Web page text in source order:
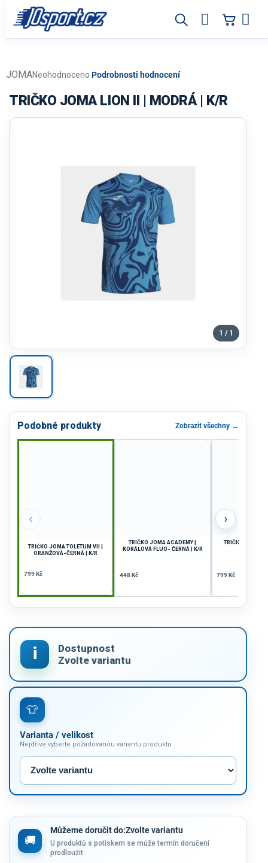
obsah
Průměrné
produktu
je
0,0
Neohodnoceno Podrobnosti hodnocení
JOMA
TRIČKO JOMA LION II | MODRÁ | K/R
1 / 1
Podobné produkty Zobrazit všechny →
‹
TRIČKO JOMA TOLETUM VII |
ORANŽOVÁ-ČERNÁ | K/R
799 Kč
TRIČKO JOMA ACADEMY |
KORÁLOVÁ FLUO- ČERNÁ | K/R
448 Kč
TRIČKO JOMA
799 Kč
›
Varianta / velikost
Nejdříve vyberte požadovanou variantu produktu
Můžeme doručit do:Zvolte variantu
U produktů s potiskem se může termín doručení
prodloužit.